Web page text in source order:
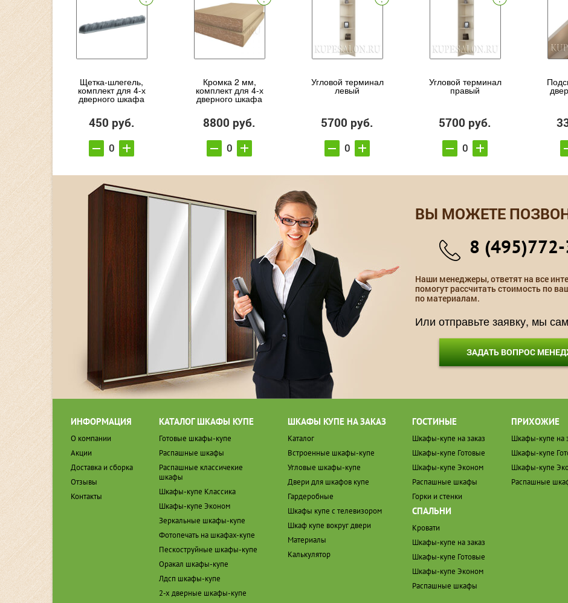
Щетка-шлегель,
комплект для 4-х
дверного шкафа
450 руб.
Кромка 2 мм,
комплект для 4-х
дверного шкафа
8800 руб.
Угловой терминал
левый
5700 руб.
Угловой терминал
правый
5700 руб.
ВЫ МОЖЕТЕ
8
Наши менеджеры, ответят на все
помогут рассчитать стоимость по
по материалам.
Или отправьте заявку, мы
ЗАДАТЬ ВОПРОС
ИНФОРМАЦИЯ
О компании
Акции
Доставка и сборка
Отзывы
Контакты
КАТАЛОГ ШКАФЫ КУПЕ
Готовые шкафы-купе
Распашные шкафы
Распашные классичекие
шкафы
Шкафы-купе Классика
Шкафы-купе Эконом
Зеркальные шкафы-купе
Фотопечать на шкафах-купе
Пескоструйные шкафы-купе
Оракал шкафы-купе
Лдсп шкафы-купе
2-х дверные шкафы-купе
ШКАФЫ КУПЕ НА ЗАКАЗ
Каталог
Встроенные шкафы-купе
Угловые шкафы-купе
Двери для шкафов купе
Гардеробные
Шкафы купе с телевизором
Шкаф купе вокруг двери
Материалы
Калькулятор
ГОСТИНЫЕ
Шкафы-купе на заказ
Шкафы-купе Готовые
Шкафы-купе Эконом
Распашные шкафы
Горки и стенки
СПАЛЬНИ
Кровати
Шкафы-купе на заказ
Шкафы-купе Готовые
Шкафы-купе Эконом
Распашные шкафы
ПРИХОЖИЕ
Шкафы-купе на
Шкафы-купе
Шкафы-купе
Распашные